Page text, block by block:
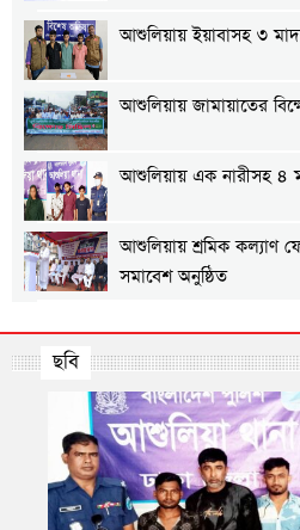
আশুলিয়ায় ইয়াবাসহ ৩ মাদক
আশুলিয়ায় জামায়াতের
আশুলিয়ায় এক নারীসহ ৪
আশুলিয়ায় শ্রমিক কল্যাণ
সমাবেশ অনুষ্ঠিত
মানববন্ধন
আশুলিয়ায় প্রীতি ফুটবল
আশুলিয়ায় শিল্প প্রতিষ্ঠানে
সরবরাহের দাবিতে
ছবি